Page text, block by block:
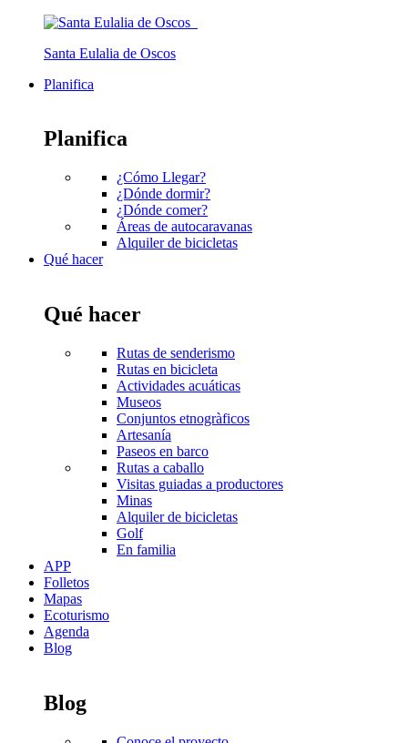
Santa Eulalia de Oscos
Planifica
Planifica
¿Cómo Llegar?
¿Dónde dormir?
¿Dónde comer?
Áreas de autocaravanas
Alquiler de bicicletas
Qué hacer
Qué hacer
Rutas de senderismo
Rutas en bicicleta
Actividades acuáticas
Museos
Conjuntos etnogràficos
Artesanía
Paseos en barco
Rutas a caballo
Visitas guiadas a productores
Minas
Alquiler de bicicletas
Golf
En familia
APP
Folletos
Mapas
Ecoturismo
Agenda
Blog
Blog